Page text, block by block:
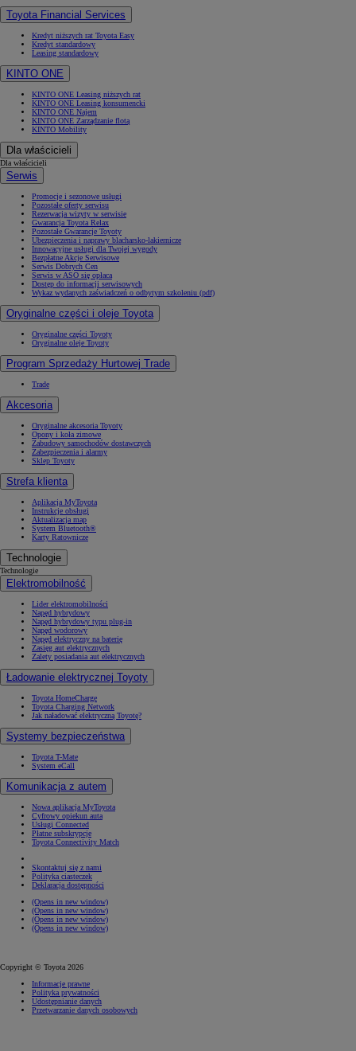
Toyota Financial Services
Kredyt niższych rat Toyota Easy
Kredyt standardowy
Leasing standardowy
KINTO ONE
KINTO ONE Leasing niższych rat
KINTO ONE Leasing konsumencki
KINTO ONE Najem
KINTO ONE Zarządzanie flotą
KINTO Mobility
Dla właścicieli
Dla właścicieli
Serwis
Promocje i sezonowe usługi
Pozostałe oferty serwisu
Rezerwacja wizyty w serwisie
Gwarancja Toyota Relax
Pozostałe Gwarancje Toyoty
Ubezpieczenia i naprawy blacharsko-lakiernicze
Innowacyjne usługi dla Twojej wygody
Bezpłatne Akcje Serwisowe
Serwis Dobrych Cen
Serwis w ASO się opłaca
Dostęp do informacji serwisowych
Wykaz wydanych zaświadczeń o odbytym szkoleniu (pdf)
Oryginalne części i oleje Toyota
Oryginalne części Toyoty
Oryginalne oleje Toyoty
Program Sprzedaży Hurtowej Trade
Trade
Akcesoria
Oryginalne akcesoria Toyoty
Opony i koła zimowe
Zabudowy samochodów dostawczych
Zabezpieczenia i alarmy
Sklep Toyoty
Strefa klienta
Aplikacja MyToyota
Instrukcje obsługi
Aktualizacja map
System Bluetooth®
Karty Ratownicze
Technologie
Technologie
Elektromobilność
Lider elektromobilności
Napęd hybrydowy
Napęd hybrydowy typu plug-in
Napęd wodorowy
Napęd elektryczny na baterię
Zasięg aut elektrycznych
Zalety posiadania aut elektrycznych
Ładowanie elektrycznej Toyoty
Toyota HomeCharge
Toyota Charging Network
Jak naładować elektryczną Toyotę?
Systemy bezpieczeństwa
Toyota T-Mate
System eCall
Komunikacja z autem
Nowa aplikacja MyToyota
Cyfrowy opiekun auta
Usługi Connected
Płatne subskrypcje
Toyota Connectivity Match
Skontaktuj się z nami
Polityka ciasteczek
Deklaracja dostępności
(Opens in new window)
(Opens in new window)
(Opens in new window)
(Opens in new window)
Copyright © Toyota 2026
Informacje prawne
Polityka prywatności
Udostępnianie danych
Przetwarzanie danych osobowych